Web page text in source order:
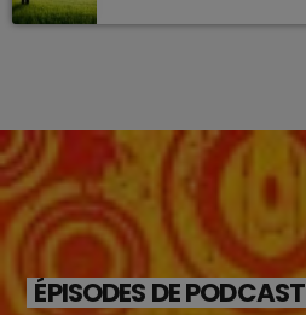
ÉPISODES DE PODCAST